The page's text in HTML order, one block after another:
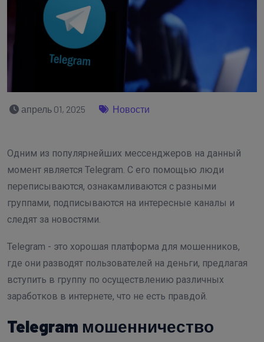
апрель 01, 2025 Новости
Одним из популярнейших мессенджеров на данный
момент является Telegram. С его помощью люди
переписываются, ознакамливаются с разными
группами, подписываются на интересные каналы и
следят за новостями.
Telegram - это хорошая платформа для мошенников,
где они разводят пользователей на деньги, предлагая
вступить в группу по осуществлению различных
заработков в интернете, что не есть правдой.
Telegram мошенничество